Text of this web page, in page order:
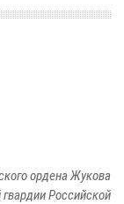
ордена Жукова
Российской